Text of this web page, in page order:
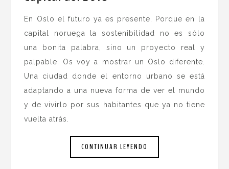
En Oslo el futuro ya es presente. Porque en la
capital noruega la sostenibilidad no es sólo
una bonita palabra, sino un proyecto real y
palpable. Os voy a mostrar un Oslo diferente.
Una ciudad donde el entorno urbano se está
adaptando a una nueva forma de ver el mundo
y de vivirlo por sus habitantes que ya no tiene
vuelta atrás.
CONTINUAR LEYENDO